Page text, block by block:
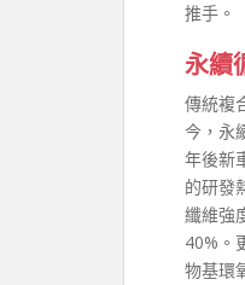
推手。
永續
傳統複
今，永
年後新
的研發
纖維強
40%。
物基環